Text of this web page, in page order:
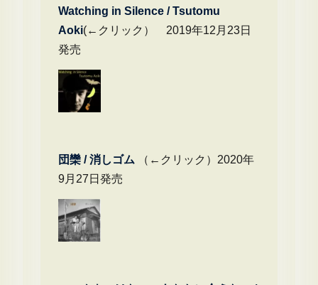
Watching in Silence / Tsutomu
Aoki(←クリック） 2019年12月23日
発売
団欒 / 消しゴム （←クリック）2020年
9月27日発売